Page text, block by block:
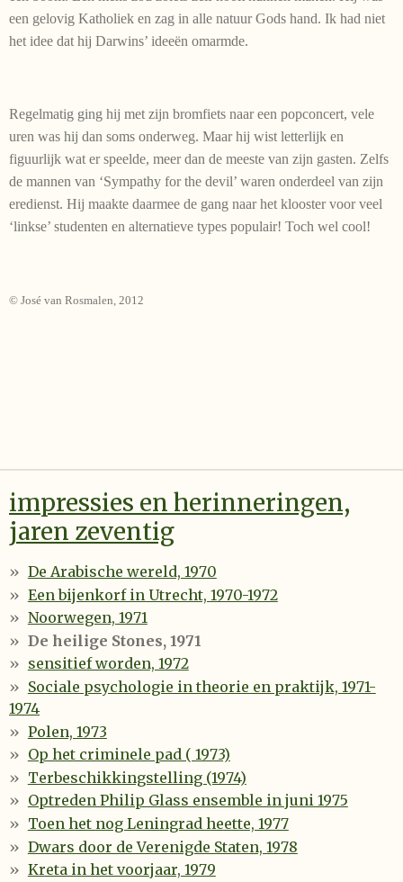
een gelovig Katholiek en zag in alle natuur Gods hand. Ik had niet
het idee dat hij Darwins’ ideeën omarmde.
Regelmatig ging hij met zijn bromfiets naar een popconcert, vele
uren was hij dan soms onderweg. Maar hij wist letterlijk en
figuurlijk wat er speelde, meer dan de meeste van zijn gasten. Zelfs
de mannen van ‘Sympathy for the devil’ waren onderdeel van zijn
eredienst. Hij maakte daarmee de gang naar het klooster voor veel
‘linkse’ studenten en alternatieve types populair! Toch wel cool!
© José van Rosmalen, 2012
impressies en herinneringen,
jaren zeventig
De Arabische wereld, 1970
Een bijenkorf in Utrecht, 1970-1972
Noorwegen, 1971
De heilige Stones, 1971
sensitief worden, 1972
Sociale psychologie in theorie en praktijk, 1971-
1974
Polen, 1973
Op het criminele pad ( 1973)
Terbeschikkingstelling (1974)
Optreden Philip Glass ensemble in juni 1975
Toen het nog Leningrad heette, 1977
Dwars door de Verenigde Staten, 1978
Kreta in het voorjaar, 1979